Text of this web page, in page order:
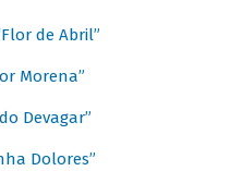
de Abril”
Morena”
Devagar”
Dolores”